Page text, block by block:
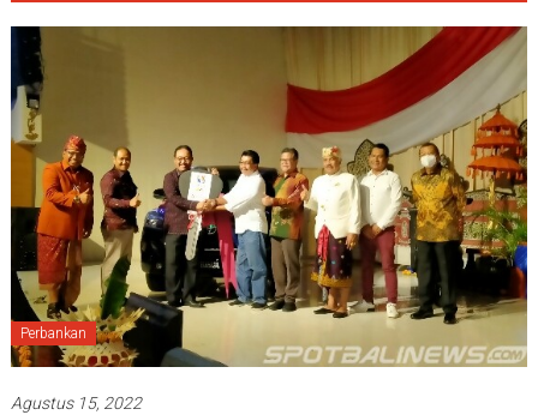
Perbankan
Agustus 15, 2022